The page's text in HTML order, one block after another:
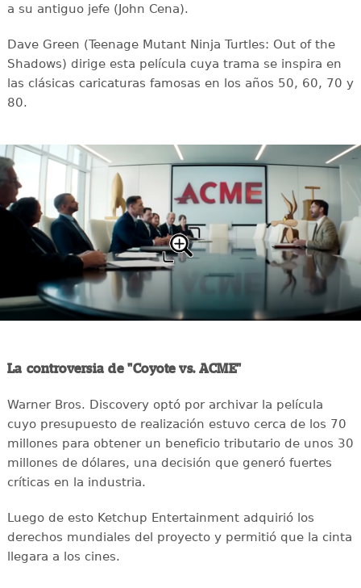
a su antiguo jefe (John Cena).
Dave Green (Teenage Mutant Ninja Turtles: Out of the
Shadows) dirige esta película cuya trama se inspira en
las clásicas caricaturas famosas en los años 50, 60, 70 y
80.
La controversia de "Coyote vs. ACME"
Warner Bros. Discovery optó por archivar la película
cuyo presupuesto de realización estuvo cerca de los 70
millones para obtener un beneficio tributario de unos 30
millones de dólares, una decisión que generó fuertes
críticas en la industria.
Luego de esto Ketchup Entertainment adquirió los
derechos mundiales del proyecto y permitió que la cinta
llegara a los cines.